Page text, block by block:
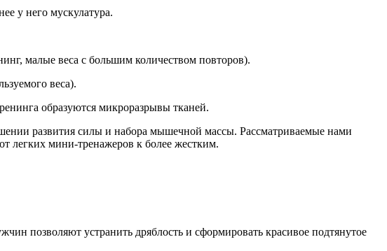
у него мускулатура.
малые веса с большим количеством повторов).
веса).
образуются микроразрывы тканей.
развития силы и набора мышечной массы. Рассматриваемые нами
легких мини-тренажеров к более жестким.
позволяют устранить дряблость и сформировать красивое подтянутое